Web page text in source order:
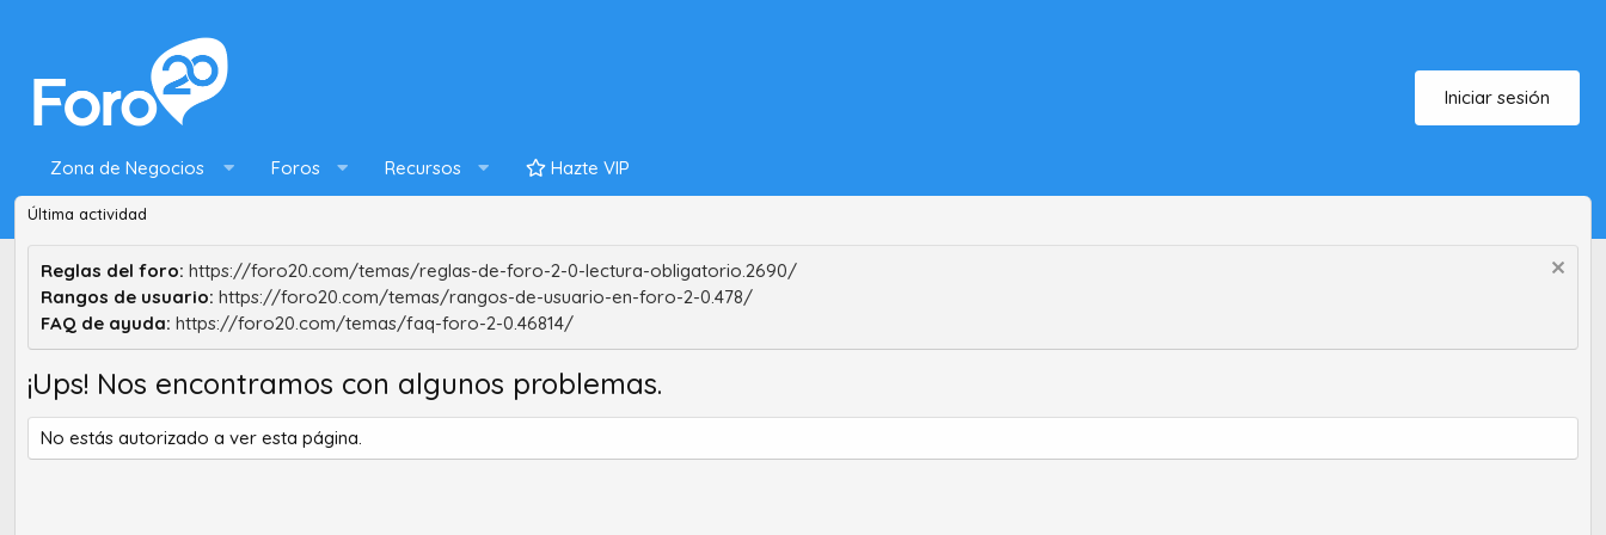
Iniciar sesión
Zona de Negocios Foros Recursos Hazte VIP
Última actividad
Reglas del foro: https://foro20.com/temas/reglas-de-foro-2-0-lectura-obligatorio.2690/
Rangos de usuario: https://foro20.com/temas/rangos-de-usuario-en-foro-2-0.478/
FAQ de ayuda: https://foro20.com/temas/faq-foro-2-0.46814/
¡Ups! Nos encontramos con algunos problemas.
No estás autorizado a ver esta página.